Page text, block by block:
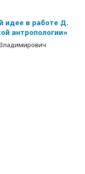
идее в работе Д.
антропологии»